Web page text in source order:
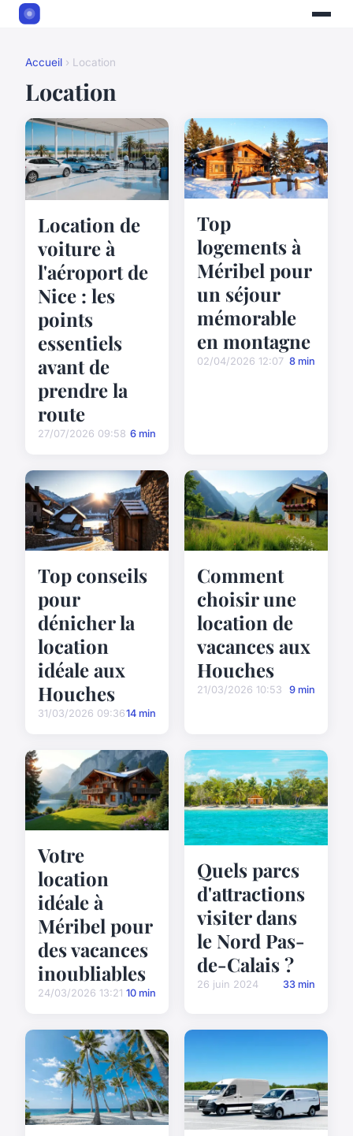
Accueil › Location
Location
Location de
voiture à
l'aéroport de
Nice : les
points
essentiels
avant de
prendre la
route
27/07/2026 09:58 6 min
Top
logements à
Méribel pour
un séjour
mémorable
en montagne
02/04/2026 12:07 8 min
Top conseils
pour
dénicher la
location
idéale aux
Houches
31/03/2026 09:3614 min
Comment
choisir une
location de
vacances aux
Houches
21/03/2026 10:53 9 min
Votre
location
idéale à
Méribel pour
des vacances
inoubliables
24/03/2026 13:21 10 min
Quels parcs
d'attractions
visiter dans
le Nord Pas-
de-Calais ?
26 juin 2024 33 min